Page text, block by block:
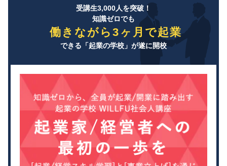
受講生3,000人を突破！
知識ゼロでも
働きながら3ヶ月で起業
できる「起業の学校」が遂に開校